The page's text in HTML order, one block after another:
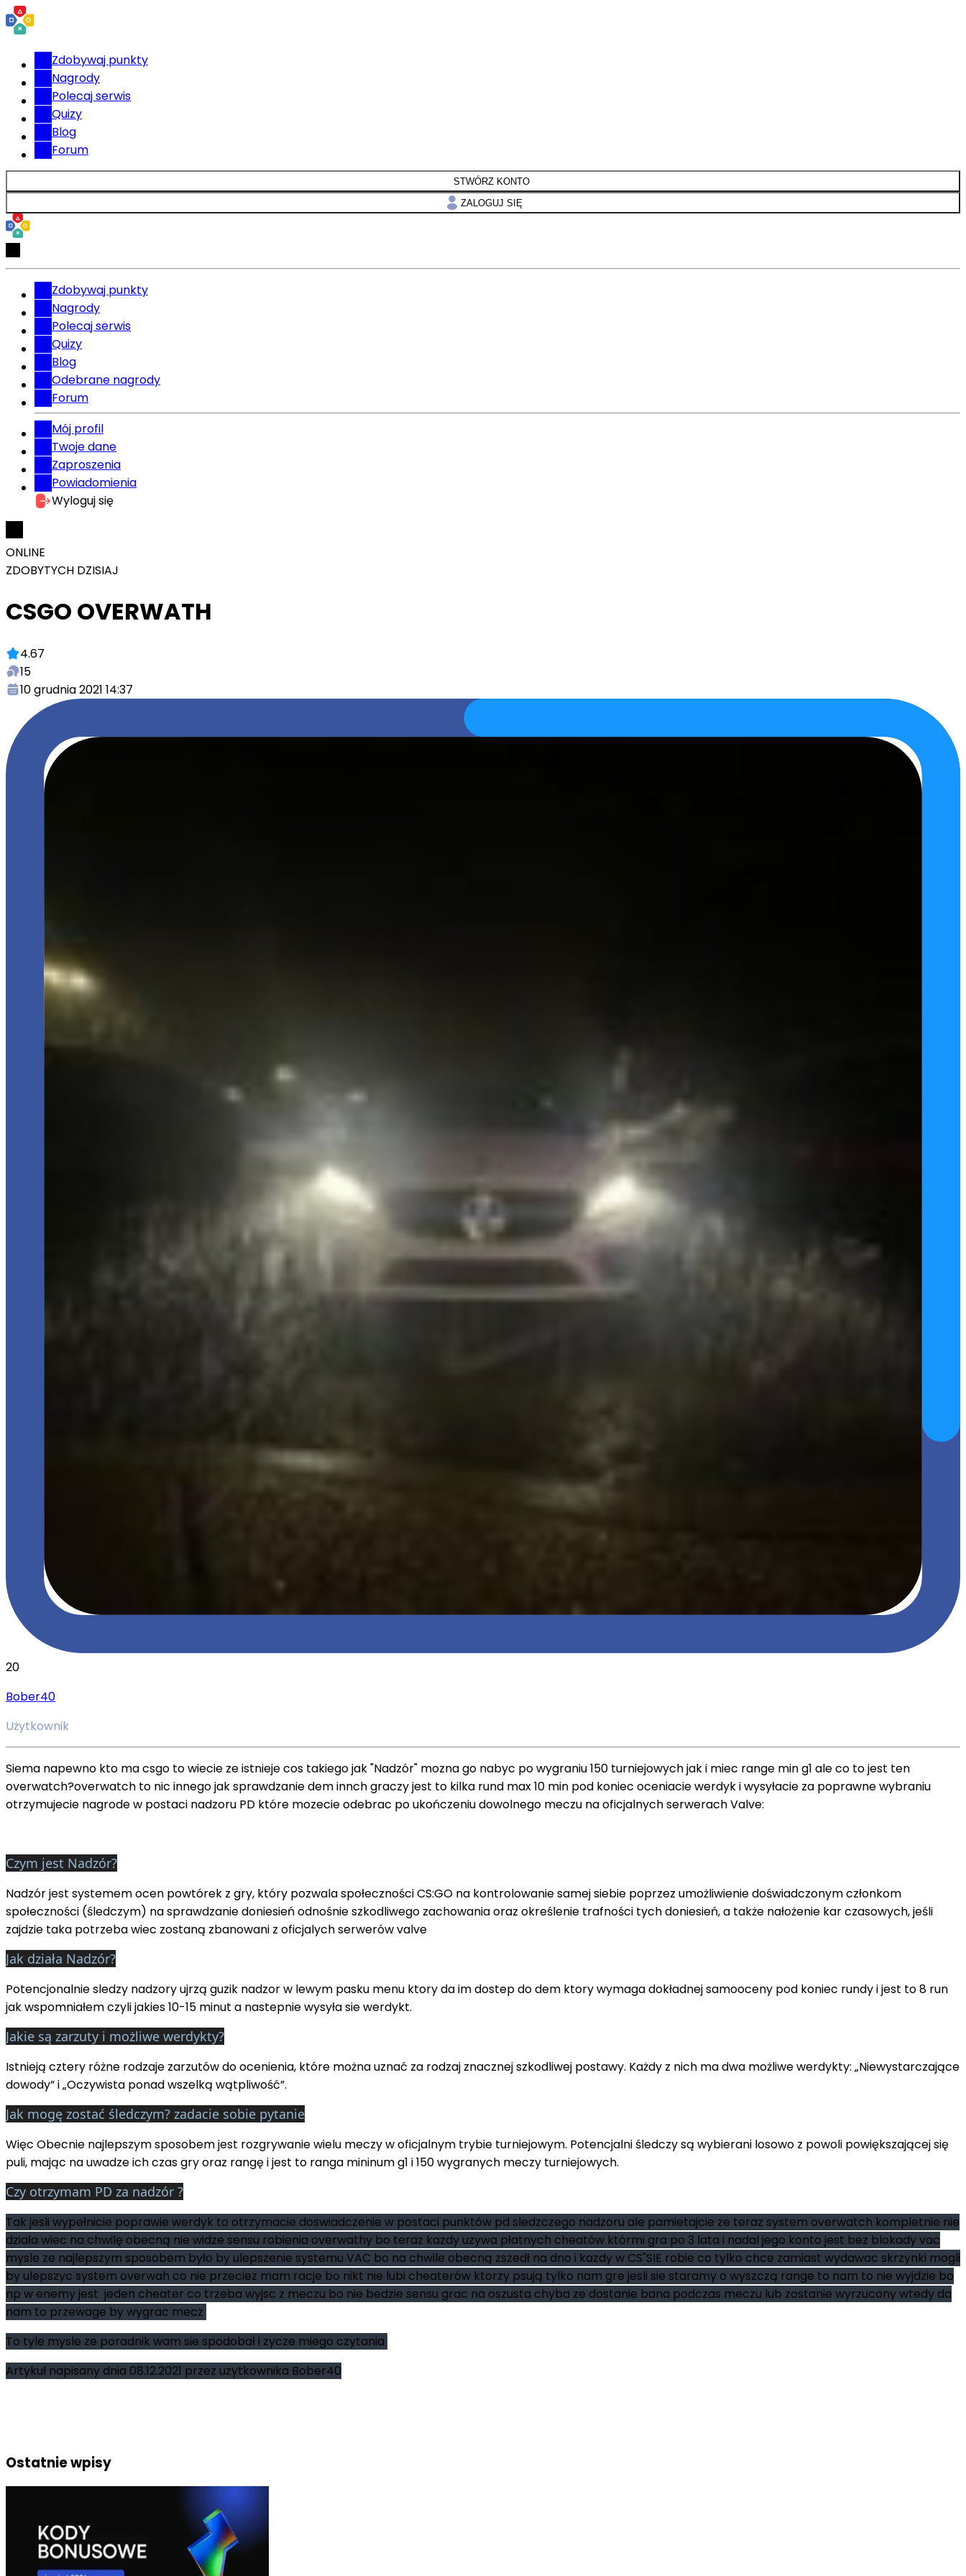
Zdobywaj punkty
Nagrody
Polecaj serwis
Quizy
Blog
Forum
STWÓRZ KONTO
ZALOGUJ SIĘ
Zdobywaj punkty
Nagrody
Polecaj serwis
Quizy
Blog
Odebrane nagrody
Forum
Mój profil
Twoje dane
Zaproszenia
Powiadomienia
Wyloguj się
ONLINE
ZDOBYTYCH DZISIAJ
CSGO OVERWATH
4.67
15
10 grudnia 2021 14:37
20
Bober40
Użytkownik
Siema napewno kto ma csgo to wiecie ze istnieje cos takiego jak "Nadzór" mozna go nabyc po wygraniu 150 turniejowych jak i miec range min g1 ale co to jest ten
overwatch?overwatch to nic innego jak sprawdzanie dem innch graczy jest to kilka rund max 10 min pod koniec oceniacie werdyk i wysyłacie za poprawne wybraniu
otrzymujecie nagrode w postaci nadzoru PD które mozecie odebrac po ukończeniu dowolnego meczu na oficjalnych serwerach Valve:
Czym jest Nadzór?
Nadzór jest systemem ocen powtórek z gry, który pozwala społeczności CS:GO na kontrolowanie samej siebie poprzez umożliwienie doświadczonym członkom
społeczności (śledczym) na sprawdzanie doniesień odnośnie szkodliwego zachowania oraz określenie trafności tych doniesień, a także nałożenie kar czasowych, jeśli
zajdzie taka potrzeba wiec zostaną zbanowani z oficjalych serwerów valve
Jak działa Nadzór?
Potencjonalnie sledzy nadzory ujrzą guzik nadzor w lewym pasku menu ktory da im dostep do dem ktory wymaga dokładnej samooceny pod koniec rundy i jest to 8 run
jak wspomniałem czyli jakies 10-15 minut a nastepnie wysyła sie werdykt.
Jakie są zarzuty i możliwe werdykty?
Istnieją cztery różne rodzaje zarzutów do ocenienia, które można uznać za rodzaj znacznej szkodliwej postawy. Każdy z nich ma dwa możliwe werdykty: „Niewystarczające
dowody” i „Oczywista ponad wszelką wątpliwość”.
Jak mogę zostać śledczym? zadacie sobie pytanie
Więc Obecnie najlepszym sposobem jest rozgrywanie wielu meczy w oficjalnym trybie turniejowym. Potencjalni śledczy są wybierani losowo z powoli powiększającej się
puli, mając na uwadze ich czas gry oraz rangę i jest to ranga mininum g1 i 150 wygranych meczy turniejowych.
Czy otrzymam PD za nadzór ?
Tak jesli wypełnicie poprawie werdyk to otrzymacie doswiadczenie w postaci punktów pd sledzczego nadzoru ale pamietajcie ze teraz system overwatch kompletnie nie
działa wiec na chwilę obecną nie widze sensu robienia overwathy bo teraz kazdy uzywa płatnych cheatów którmi gra po 3 lata i nadal jego konto jest bez blokady vac
mysle ze najlepszym sposobem było by ulepszenie systemu VAC bo na chwile obecną zszedł na dno i kazdy w CS"SIE robie co tylko chce zamiast wydawac skrzynki mogli
by ulepszyc system overwah co nie przeciez mam racje bo nikt nie lubi cheaterów ktorzy psują tylko nam gre jesli sie staramy o wyszczą range to nam to nie wyjdzie bo
np w enemy jest jeden cheater co trzeba wyjsc z meczu bo nie bedzie sensu grac na oszusta chyba ze dostanie bana podczas meczu lub zostanie wyrzucony wtedy da
nam to przewage by wygrac mecz
To tyle mysle ze poradnik wam sie spodobał i zycze miego czytania
Artykuł napisany dnia 08.12.2021 przez uzytkownika Bober40
Ostatnie wpisy